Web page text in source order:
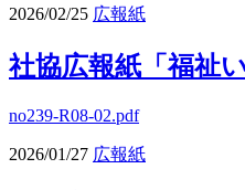
2026/02/25 広報紙
社協広報紙「福祉
no239-R08-02.pdf
2026/01/27 広報紙